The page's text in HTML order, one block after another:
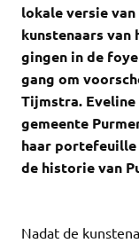
lokale versie
kunstenaars
gingen in de
gang om
Tijmstra.
gemeente
haar portefeuille
de historie van
Nadat de